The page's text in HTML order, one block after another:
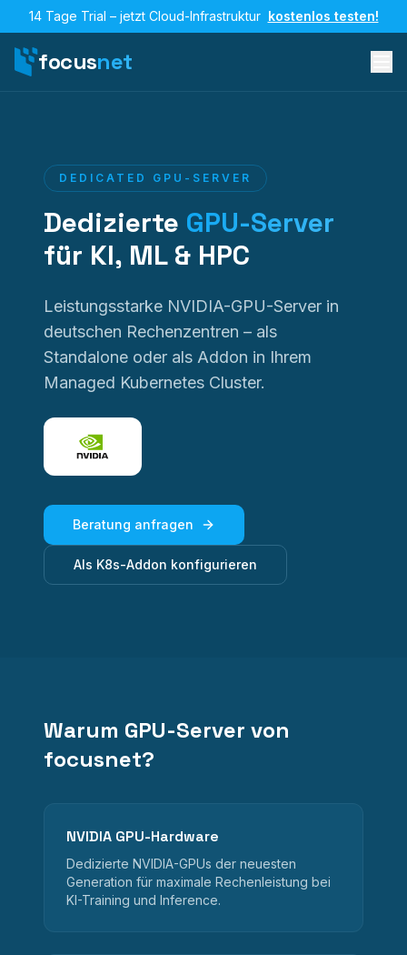
14 Tage Trial – jetzt Cloud-Infrastruktur kostenlos testen!
focusnet
DEDICATED GPU-SERVER
Dedizierte GPU-Server
für KI, ML & HPC
Leistungsstarke NVIDIA-GPU-Server in
deutschen Rechenzentren – als
Standalone oder als Addon in Ihrem
Managed Kubernetes Cluster.
Beratung anfragen
Als K8s-Addon konfigurieren
Warum GPU-Server von
focusnet?
NVIDIA GPU-Hardware
Dedizierte NVIDIA-GPUs der neuesten
Generation für maximale Rechenleistung bei
KI-Training und Inference.